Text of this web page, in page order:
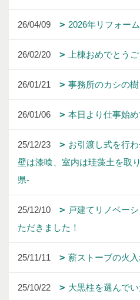
26/04/09 2026年リフォー
26/02/20 上棟おめでとう
26/01/21 事務所のカシの樹
26/01/06 本日より仕事始め
25/12/23
お引渡し式を行
壁は漆喰、室内は珪藻土を取
県-
25/12/10
戸建てリノベー
ただきました！
25/11/11 薪ストーブの火
25/10/22 大黒柱を選んで